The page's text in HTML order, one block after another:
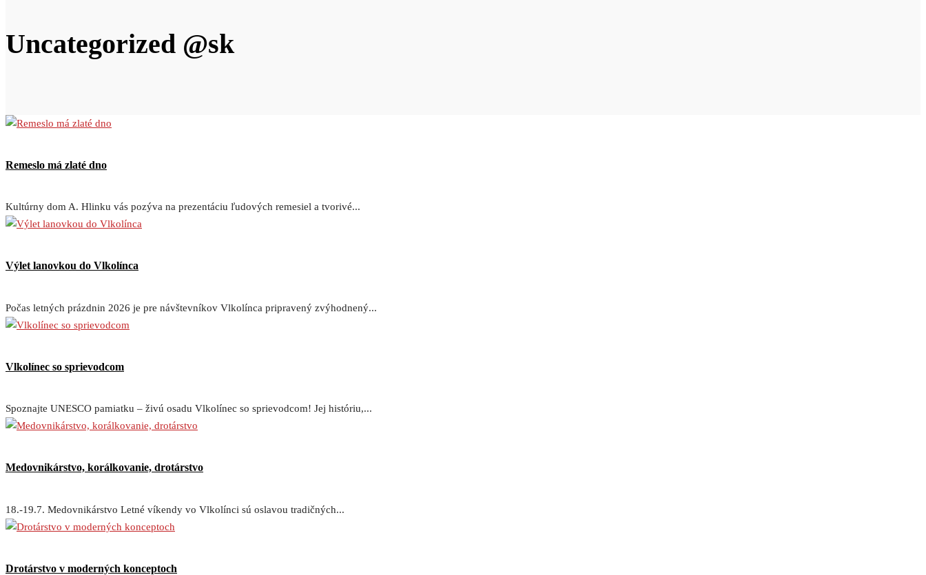
Uncategorized @sk
Remeslo má zlaté dno
Kultúrny dom A. Hlinku vás pozýva na prezentáciu ľudových remesiel a tvorivé...
Výlet lanovkou do Vlkolínca
Počas letných prázdnin 2026 je pre návštevníkov Vlkolínca pripravený zvýhodnený...
Vlkolínec so sprievodcom
Spoznajte UNESCO pamiatku – živú osadu Vlkolínec so sprievodcom! Jej históriu,...
Medovnikárstvo, korálkovanie, drotárstvo
18.-19.7. Medovnikárstvo Letné víkendy vo Vlkolínci sú oslavou tradičných...
Drotárstvo v moderných konceptoch